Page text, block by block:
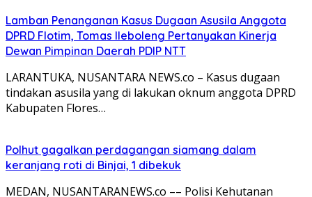
Lamban Penanganan Kasus Dugaan Asusila Anggota
DPRD Flotim, Tomas Ileboleng Pertanyakan Kinerja
Dewan Pimpinan Daerah PDIP NTT
LARANTUKA, NUSANTARA NEWS.co – Kasus dugaan
tindakan asusila yang di lakukan oknum anggota DPRD
Kabupaten Flores…
Polhut gagalkan perdagangan siamang dalam
keranjang roti di Binjai, 1 dibekuk
MEDAN, NUSANTARANEWS.co –– Polisi Kehutanan